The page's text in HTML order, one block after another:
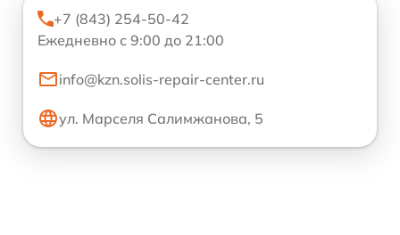
+7 (843) 254-50-42
Ежедневно с 9:00 до 21:00
info@kzn.solis-repair-center.ru
ул. Марселя Салимжанова, 5